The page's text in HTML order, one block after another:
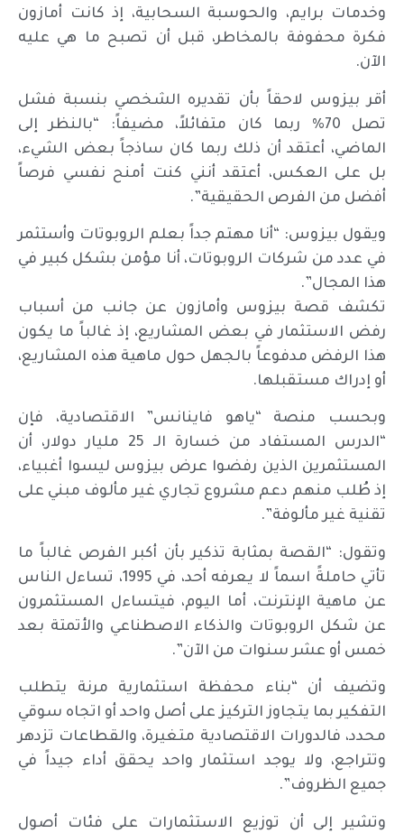
وخدمات برايم، والحوسبة السحابية، إذ كانت أمازون
فكرة محفوفة بالمخاطر، قبل أن تصبح ما هي عليه
الآن.
أقر بيزوس لاحقاً بأن تقديره الشخصي بنسبة فشل
تصل 70% ربما كان متفائلاً، مضيفاً: “بالنظر إلى
الماضي، أعتقد أن ذلك ربما كان ساذجاً بعض الشيء،
بل على العكس، أعتقد أنني كنت أمنح نفسي فرصاً
أفضل من الفرص الحقيقية”.
ويقول بيزوس: “أنا مهتم جداً بعلم الروبوتات وأستثمر
في عدد من شركات الروبوتات، أنا مؤمن بشكل كبير في
هذا المجال”.
تكشف قصة بيزوس وأمازون عن جانب من أسباب
رفض الاستثمار في بعض المشاريع، إذ غالباً ما يكون
هذا الرفض مدفوعاً بالجهل حول ماهية هذه المشاريع،
أو إدراك مستقبلها.
وبحسب منصة “ياهو فاينانس” الاقتصادية، فإن
“الدرس المستفاد من خسارة الـ 25 مليار دولار، أن
المستثمرين الذين رفضوا عرض بيزوس ليسوا أغبياء،
إذ طُلب منهم دعم مشروع تجاري غير مألوف مبني على
تقنية غير مألوفة”.
وتقول: “القصة بمثابة تذكير بأن أكبر الفرص غالباً ما
تأتي حاملةً اسماً لا يعرفه أحد، في 1995، تساءل الناس
عن ماهية الإنترنت، أما اليوم، فيتساءل المستثمرون
عن شكل الروبوتات والذكاء الاصطناعي والأتمتة بعد
خمس أو عشر سنوات من الآن”.
وتضيف أن “بناء محفظة استثمارية مرنة يتطلب
التفكير بما يتجاوز التركيز على أصل واحد أو اتجاه سوقي
محدد، فالدورات الاقتصادية متغيرة، والقطاعات تزدهر
وتتراجع، ولا يوجد استثمار واحد يحقق أداء جيداً في
جميع الظروف”.
وتشير إلى أن توزيع الاستثمارات على فئات أصول